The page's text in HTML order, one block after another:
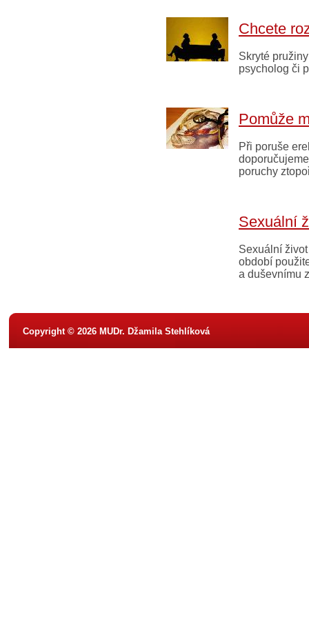
Chcete
Skryté
psycholog či
Pomůže
Při poruše
poruchy
Sexuální
Sexuální
období
a duševnímu
Copyright © 2026 MUDr. Džamila Stehlíková